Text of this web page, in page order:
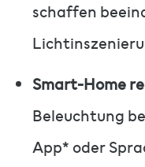
schaffen
Smart-Home
Beleuchtung
App* oder